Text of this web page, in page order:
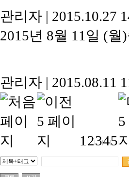
관리자 | 2015.10.27
2015년 8월 11일 (
관리자 | 2015.08.11
1 2345